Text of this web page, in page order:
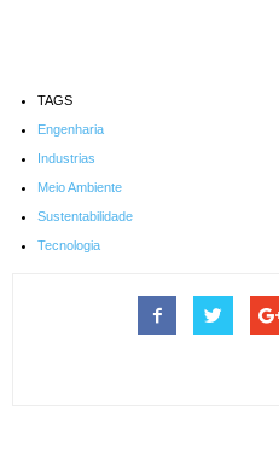
TAGS
Engenharia
Industrias
Meio Ambiente
Sustentabilidade
Tecnologia